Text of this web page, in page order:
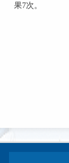
果7次。